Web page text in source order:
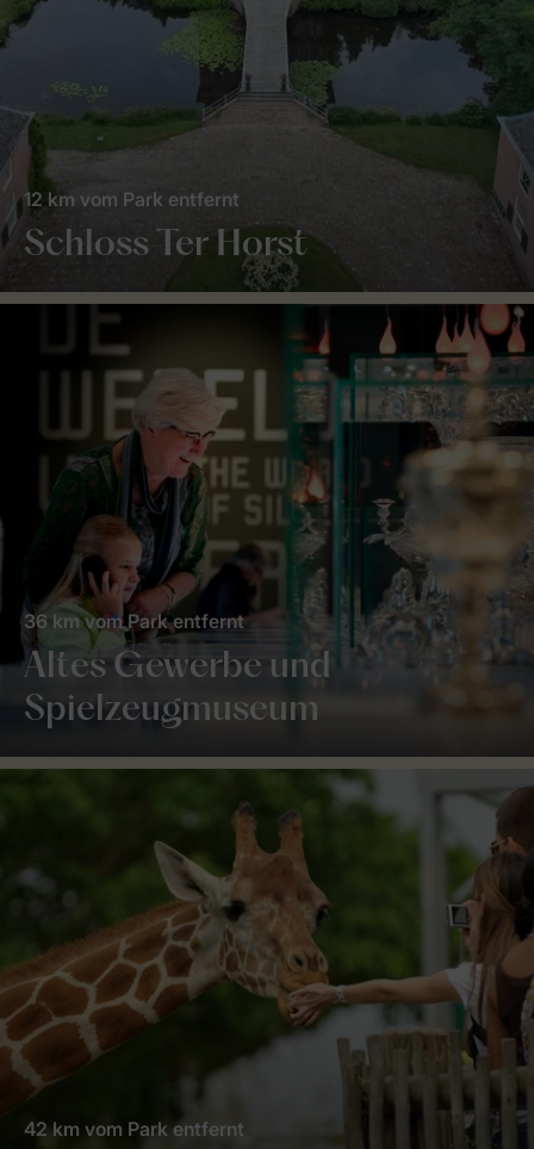
Schloss Ter Horst
12 km vom Park entfernt
Altes Gewerbe und
Spielzeugmuseum
36 km vom Park entfernt
42 km vom Park entfernt